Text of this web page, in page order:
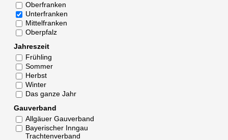
Oberfranken
Unterfranken
Mittelfranken
Oberpfalz
Jahreszeit
Frühling
Sommer
Herbst
Winter
Das ganze Jahr
Gauverband
Allgäuer Gauverband
Bayerischer Inngau
Trachtenverband